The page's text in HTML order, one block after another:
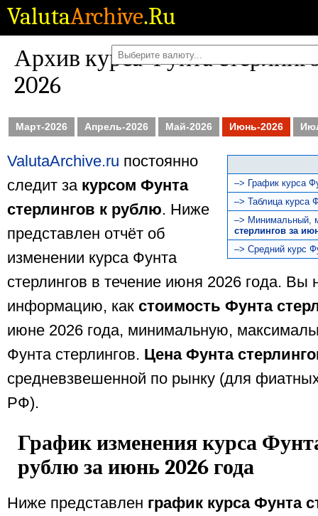
ValutaArchive.Ru
Архив курса Фунта
2026
Март-2026 Апрель-2026 Май-2026 Июнь-2026
–> График курса
–> Таблица курса
–> Минимальный,
стерлингов за
–> Средний курс
ValutaArchive.ru постоянно
следит за курсом Фунта
стерлингов к рублю. Ниже
представлен отчёт об
изменении курса Фунта
стерлингов в течение июня 2026 года. Вы
информацию, как стоимость Фунта
июне 2026 года, минимальную,
Фунта стерлингов. Цена Фунта
средневзвешенной по рынку (для
РФ).
График изменения курса
рублю за июнь 2026 года
Ниже представлен график курса Фунта